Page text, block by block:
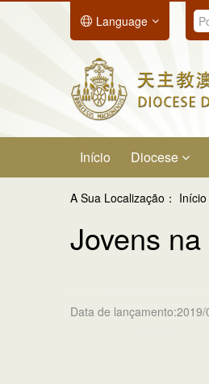
Language
Início Diocese
A Sua Localização： Início
Jovens
Data de lançamento:2019/